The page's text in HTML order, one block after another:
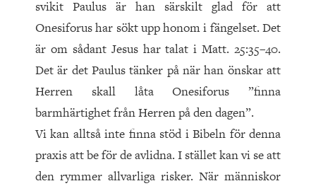
svikit Paulus är han särskilt glad för att
Onesiforus har sökt upp honom i fängelset. Det
är om sådant Jesus har talat i Matt. 25:35–40.
Det är det Paulus tänker på när han önskar att
Herren skall låta Onesiforus ”finna
barmhärtighet från Herren på den dagen”.
Vi kan alltså inte finna stöd i Bibeln för denna
praxis att be för de avlidna. I stället kan vi se att
den rymmer allvarliga risker. När människor